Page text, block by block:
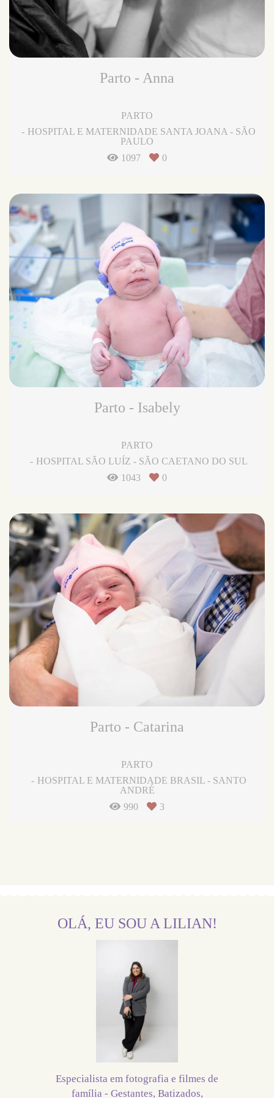
Parto - Anna
PARTO
HOSPITAL E MATERNIDADE SANTA JOANA - SÃO
PAULO
1097
0
Parto - Isabely
PARTO
HOSPITAL SÃO LUÍZ - SÃO CAETANO DO SUL
1043
0
Parto - Catarina
PARTO
HOSPITAL E MATERNIDADE BRASIL - SANTO
ANDRÉ
990
3
OLÁ, EU SOU A LILIAN!
Especialista em fotografia e filmes de
família - Gestantes, Batizados,